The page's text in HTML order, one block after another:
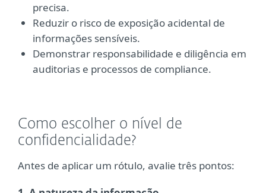
precisa.
Reduzir o risco de exposição acidental de
informações sensíveis.
Demonstrar responsabilidade e diligência em
auditorias e processos de compliance.
Como escolher o nível de
confidencialidade?
Antes de aplicar um rótulo, avalie três pontos: